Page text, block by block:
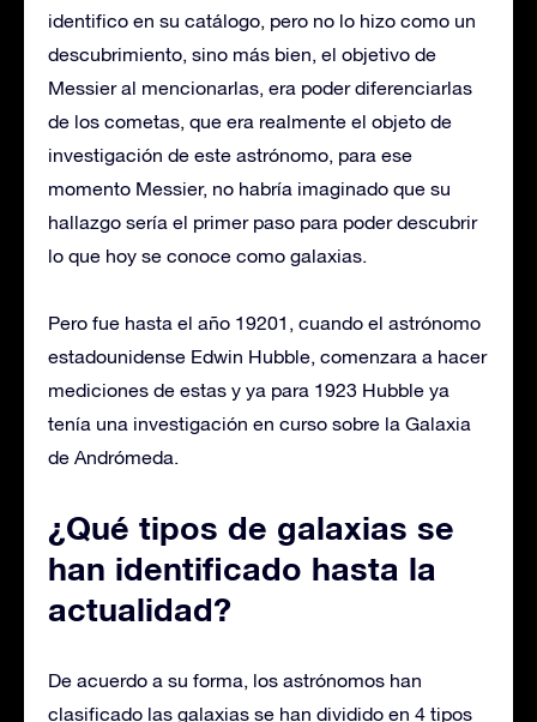
identifico en su catálogo, pero no lo hizo como un
descubrimiento, sino más bien, el objetivo de
Messier al mencionarlas, era poder diferenciarlas
de los cometas, que era realmente el objeto de
investigación de este astrónomo, para ese
momento Messier, no habría imaginado que su
hallazgo sería el primer paso para poder descubrir
lo que hoy se conoce como galaxias.
Pero fue hasta el año 19201, cuando el astrónomo
estadounidense Edwin Hubble, comenzara a hacer
mediciones de estas y ya para 1923 Hubble ya
tenía una investigación en curso sobre la Galaxia
de Andrómeda.
¿Qué tipos de galaxias se
han identificado hasta la
actualidad?
De acuerdo a su forma, los astrónomos han
clasificado las galaxias se han dividido en 4 tipos